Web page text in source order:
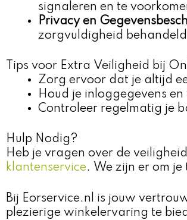
signaleren en te
Privacy en
zorgvuldigheid
Tips voor Extra Veiligheid bij
Zorg ervoor dat je altijd
Houd je inloggegevens
Controleer regelmatig je
Hulp Nodig?
Heb je vragen over de
klantenservice. We zijn er om
Bij Eorservice.nl is jouw
plezierige winkelervaring te